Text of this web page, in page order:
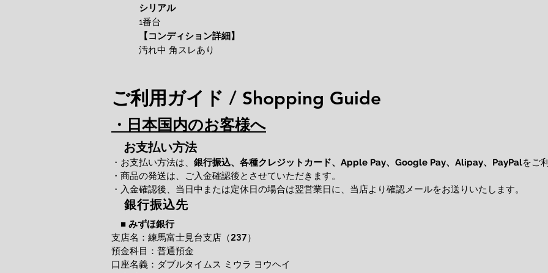
シリアル
1番台
【コンディション詳細】
汚れ中 角スレあり
ご利用ガイド / Shopping Guide
・日本国内のお客様へ
お支払い方法
・お支払い方法は、 銀行振込、各種クレジットカード、 Apple Pay、Google Pay、Alipay、PayPalをご
・商品の発送は、ご入金確認後とさせていただきます。
・入金確認後、当日中または定休日の場合は翌営業日に、当店より確認メールをお送りいたします。
銀行振込先
■ みずほ銀行
支店名：練馬富士見台支店（237）
預金科目：普通預金
口座名義：ダブルタイムス ミウラ ヨウヘイ